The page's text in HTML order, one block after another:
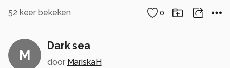
52 keer bekeken 0
M
Dark sea
door MariskaH